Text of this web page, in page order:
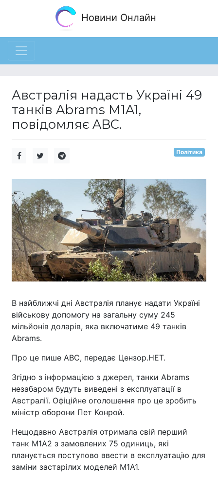
Новини Онлайн
Австралія надасть Україні 49
танків Abrams M1A1,
повідомляє ABC.
Політика
В найближчі дні Австралія планує надати Україні
військову допомогу на загальну суму 245
мільйонів доларів, яка включатиме 49 танків
Abrams.
Про це пише ABC, передає Цензор.НЕТ.
Згідно з інформацією з джерел, танки Abrams
незабаром будуть виведені з експлуатації в
Австралії. Офіційне оголошення про це зробить
міністр оборони Пет Конрой.
Нещодавно Австралія отримала свій перший
танк M1A2 з замовлених 75 одиниць, які
планується поступово ввести в експлуатацію для
заміни застарілих моделей M1A1.